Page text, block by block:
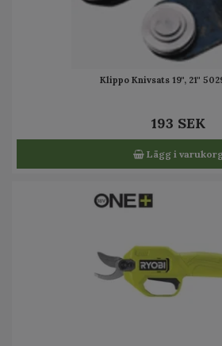
Klippo Knivsats 19", 21"
193 SEK
Lägg i